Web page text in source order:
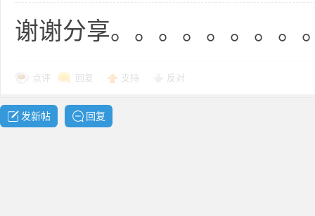
谢谢分享。。。。。。。。
点评 回复 支持 反对
发新帖 回复